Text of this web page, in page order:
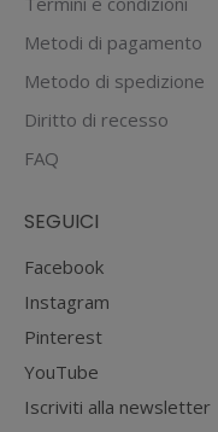
Metodi di pagamento
Metodo di spedizione
Diritto di recesso
FAQ
SEGUICI
Facebook
Instagram
Pinterest
YouTube
Iscriviti alla newsletter